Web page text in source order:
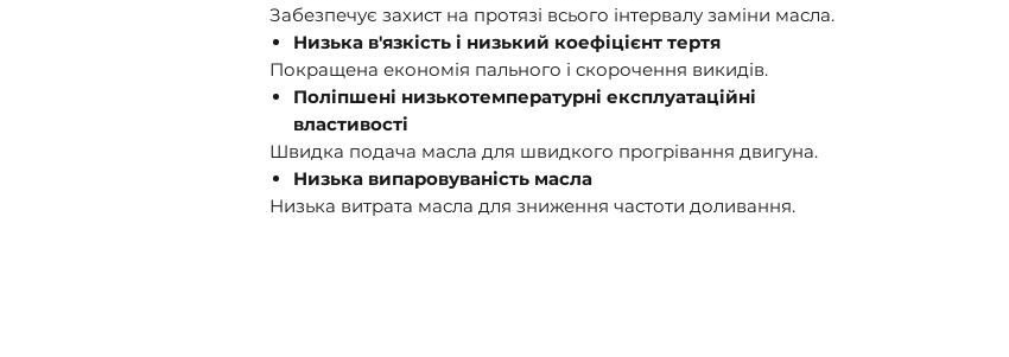
Забезпечує захист на протязі всього інтервалу заміни масла.
Низька в'язкість і низький коефіцієнт тертя
Покращена економія пального і скорочення викидів.
Поліпшені низькотемпературні експлуатаційні
властивості
Швидка подача масла для швидкого прогрівання двигуна.
Низька випаровуваність масла
Низька витрата масла для зниження частоти доливання.